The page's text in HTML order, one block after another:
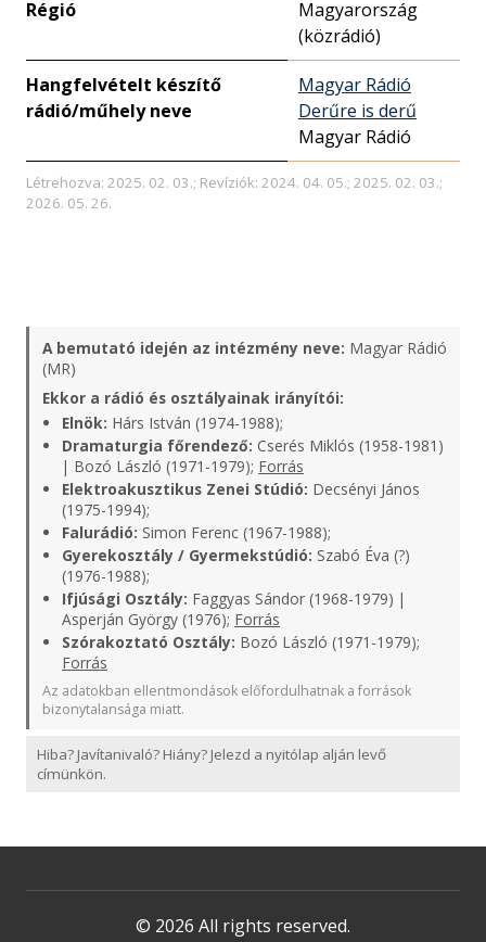
Régió
Magyarország
(közrádió)
Hangfelvételt készítő
rádió/műhely neve
Magyar Rádió
Derűre is derű
Magyar Rádió
Létrehozva: 2025. 02. 03.; Revíziók: 2024. 04. 05.; 2025. 02. 03.;
2026. 05. 26.
A bemutató idején az intézmény neve: Magyar Rádió
(MR)
Ekkor a rádió és osztályainak irányítói:
Elnök: Hárs István (1974-1988);
Dramaturgia főrendező: Cserés Miklós (1958-1981)
| Bozó László (1971-1979); Forrás
Elektroakusztikus Zenei Stúdió: Decsényi János
(1975-1994);
Falurádió: Simon Ferenc (1967-1988);
Gyerekosztály / Gyermekstúdió: Szabó Éva (?)
(1976-1988);
Ifjúsági Osztály: Faggyas Sándor (1968-1979) |
Asperján György (1976); Forrás
Szórakoztató Osztály: Bozó László (1971-1979);
Forrás
Az adatokban ellentmondások előfordulhatnak a források
bizonytalansága miatt.
Hiba? Javítanivaló? Hiány? Jelezd a nyitólap alján levő
címünkön.
© 2026 All rights reserved.